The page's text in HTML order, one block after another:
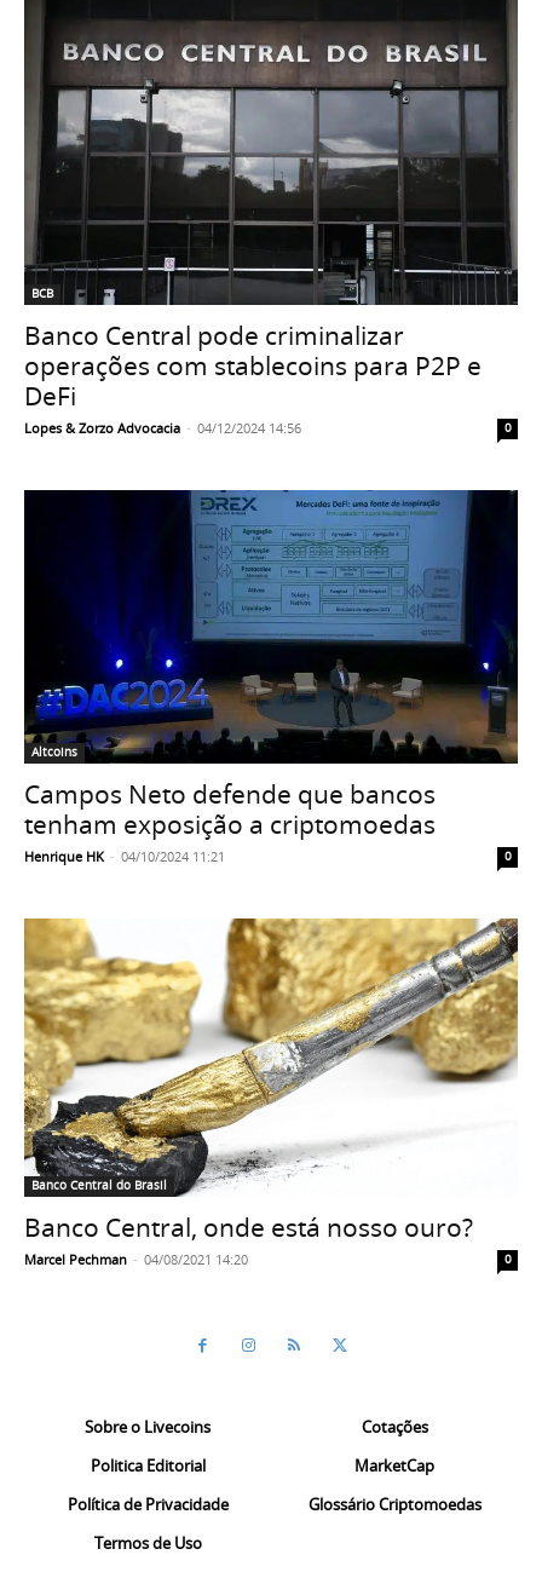
BCB
Banco Central pode criminalizar
operações com stablecoins para P2P e
DeFi
Lopes & Zorzo Advocacia - 04/12/2024 14:56 0
Altcoins
Campos Neto defende que bancos
tenham exposição a criptomoedas
Henrique HK - 04/10/2024 11:21 0
Banco Central do Brasil
Banco Central, onde está nosso ouro?
Marcel Pechman - 04/08/2021 14:20 0
Sobre o Livecoins
Politica Editorial
Política de Privacidade
Termos de Uso
Cotações
MarketCap
Glossário Criptomoedas